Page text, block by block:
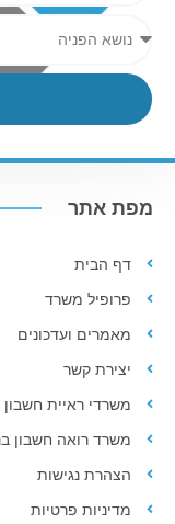
מפת אתר
דף הבית
פרופיל משרד
מאמרים ועדכונים
יצירת קשר
משרדי ראיית חשבון
משרד רואה חשבון
הצהרת נגישות
מדיניות פרטיות